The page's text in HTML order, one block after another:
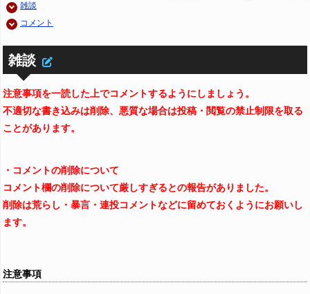
雑談
コメント
雑談
注意事項を一読した上でコメントするようにしましょう。
不適切な書き込みは削除、悪質な場合は投稿・閲覧の禁止制限を取る
ことがあります。
・コメントの削除について
コメント欄の削除について厳しすぎるとの報告がありました。
削除は荒らし・暴言・連投コメントなどに留めておくようにお願いし
ます。
注意事項